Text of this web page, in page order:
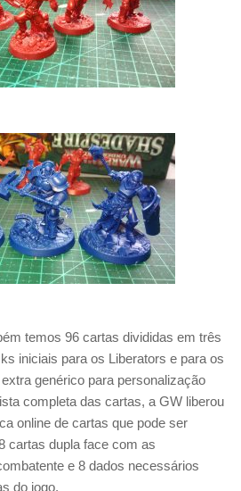
temos 96 cartas divididas em três
iniciais para os Liberators e para os
genérico para personalização
completa das cartas, a GW liberou
online de cartas que pode ser
cartas dupla face com as
e 8 dados necessários
do jogo.